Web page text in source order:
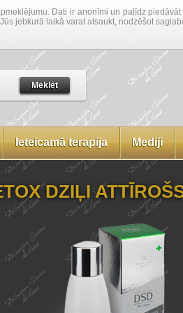
Dati ir anonīmi un palīdz
jebkurā laikā varat atsaukt, nodzēšot
Meklēt
Ieteicamā terapija Mediji
DZIĻI